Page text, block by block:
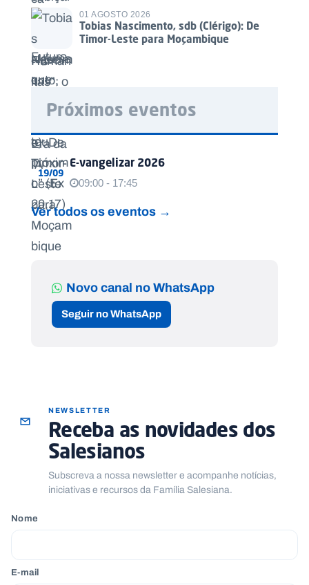
01 AGOSTO 2026
Tobias Nascimento, sdb (Clérigo): De
Timor-Leste para Moçambique
Próximos eventos
19/09
E-vangelizar 2026
09:00 - 17:45
Ver todos os eventos →
Novo canal no WhatsApp
Seguir no WhatsApp
NEWSLETTER
Receba as novidades dos
Salesianos
Subscreva a nossa newsletter e acompanhe notícias,
iniciativas e recursos da Família Salesiana.
Nome
E-mail